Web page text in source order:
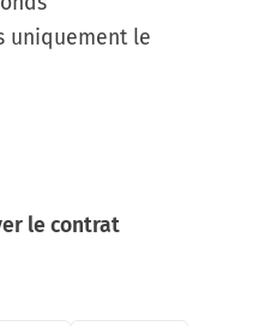
uniquement le
le contrat